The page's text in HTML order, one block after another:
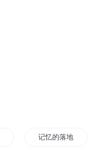
记忆的落地窗